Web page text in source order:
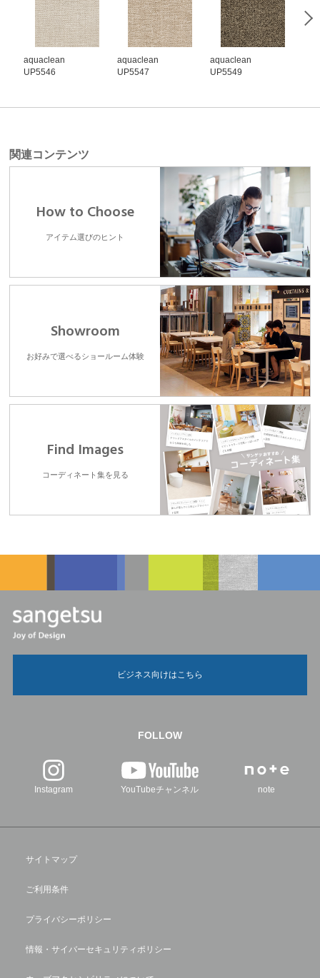
aquaclean
UP5546
aquaclean
UP5547
aquaclean
UP5549
関連コンテンツ
How to Choose
アイテム選びのヒント
Showroom
お好みで選べるショールーム体験
Find Images
コーディネート集を見る
ビジネス向けはこちら
FOLLOW
Instagram YouTubeチャンネル note
サイトマップ
ご利用条件
プライバシーポリシー
情報・サイバーセキュリティポリシー